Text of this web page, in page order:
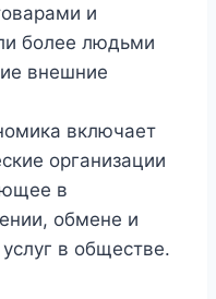
и
более людьми
внешние
включает
организации
в
обмене и
в обществе.